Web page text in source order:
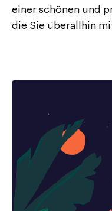
einer schönen und
die Sie überallhin